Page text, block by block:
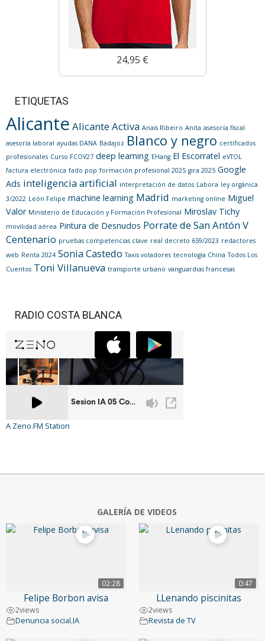
24,95 €
ETIQUETAS
Alicante Alicante Activa Anaïs Ribeiro Anita asesoría fiscal
asesoría laboral ayudas DANA Badajoz Blanco y negro certificados
profesionales Curso FCOV27 deep learning EHang El Escorratel eVTOL
factura electrónica fado pop formación profesional 2025 gira 2025 Google
Ads inteligencia artificial interpretación de datos Labora ley orgánica
3/2022 León Felipe machine learning Madrid marketing online Miguel
Valor Ministerio de Educación y Formación Profesional Miroslav Tichy
movilidad aérea Pintura de Desnudos Porrate de San Antón V
Centenario pruebas competencias clave real decreto 659/2023 redactores
web Renta 2024 Sonia Castedo Taxis voladores tecnología China Todos Los
Cuentos Toni Villanueva transporte urbano vanguardias francesas
RADIO COSTA BLANCA
A Zeno.FM Station
GALERÍA DE VIDEOS
02:28
Felipe Borbon avisa
2views
Denuncia social,IA
0:47
LLenando piscinitas
2views
Revista de TV